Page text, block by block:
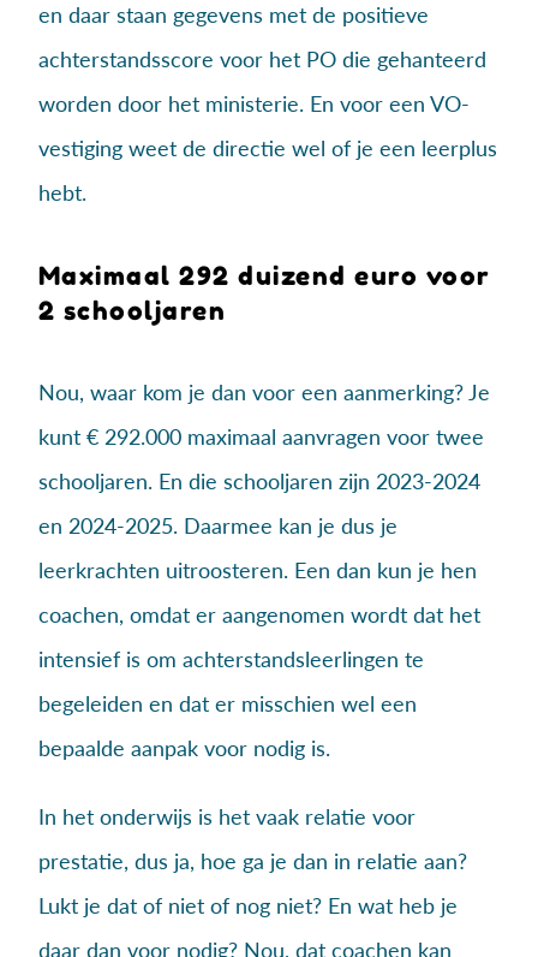
en daar staan gegevens met de positieve
achterstandsscore voor het PO die gehanteerd
worden door het ministerie. En voor een VO-
vestiging weet de directie wel of je een leerplus
hebt.
Maximaal 292 duizend euro voor
2 schooljaren
Nou, waar kom je dan voor een aanmerking? Je
kunt € 292.000 maximaal aanvragen voor twee
schooljaren. En die schooljaren zijn 2023-2024
en 2024-2025. Daarmee kan je dus je
leerkrachten uitroosteren. Een dan kun je hen
coachen, omdat er aangenomen wordt dat het
intensief is om achterstandsleerlingen te
begeleiden en dat er misschien wel een
bepaalde aanpak voor nodig is.
In het onderwijs is het vaak relatie voor
prestatie, dus ja, hoe ga je dan in relatie aan?
Lukt je dat of niet of nog niet? En wat heb je
daar dan voor nodig? Nou, dat coachen kan